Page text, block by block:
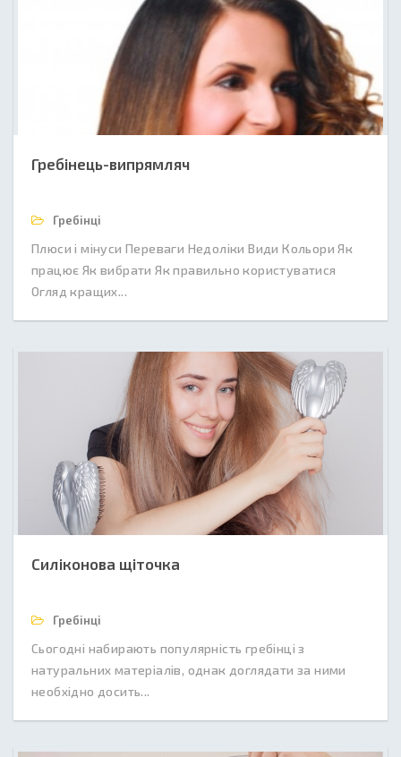
Гребінець-випрямляч
Гребінці
Плюси і мінуси Переваги Недоліки Види Кольори Як
працює Як вибрати Як правильно користуватися
Огляд кращих...
Силіконова щіточка
Гребінці
Сьогодні набирають популярність гребінці з
натуральних матеріалів, однак доглядати за ними
необхідно досить...